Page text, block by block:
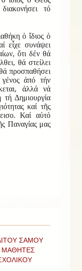
τό
ὁ ἴδιος ὁ
εἶχε συνάψει
ὅτι δέν θά
θά στείλει
προσπαθήσει
ἀπό τήν
ἀλλά νά
Δημιουργία
καί τῆς
Καί αὐτό
Παναγίας μας
ΣΑΜΟΥ
ΜΑΘΗΤΕΣ